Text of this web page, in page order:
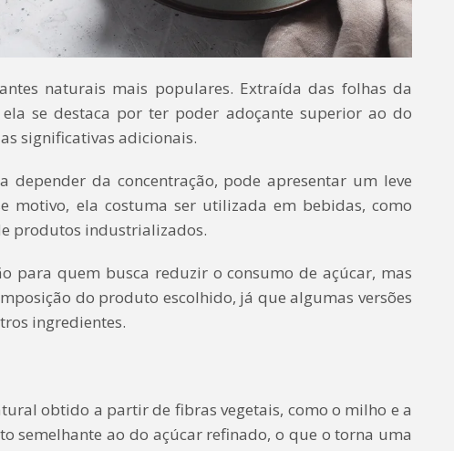
naturais mais populares. Extraída das folhas da
se destaca por ter poder adoçante superior ao do
significativas adicionais.
depender da concentração, pode apresentar um leve
motivo, ela costuma ser utilizada em bebidas, como
produtos industrializados.
para quem busca reduzir o consumo de açúcar, mas
do produto escolhido, já que algumas versões
ingredientes.
obtido a partir de fibras vegetais, como o milho e a
semelhante ao do açúcar refinado, o que o torna uma